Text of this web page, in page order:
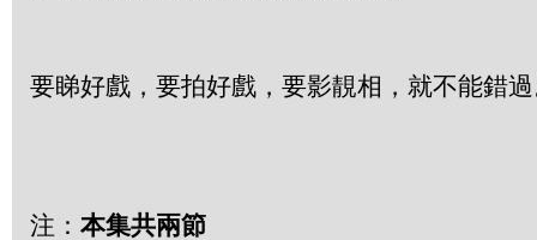
要睇好戲，要拍好戲，要影靚相，就不能錯
注： 本集共兩節